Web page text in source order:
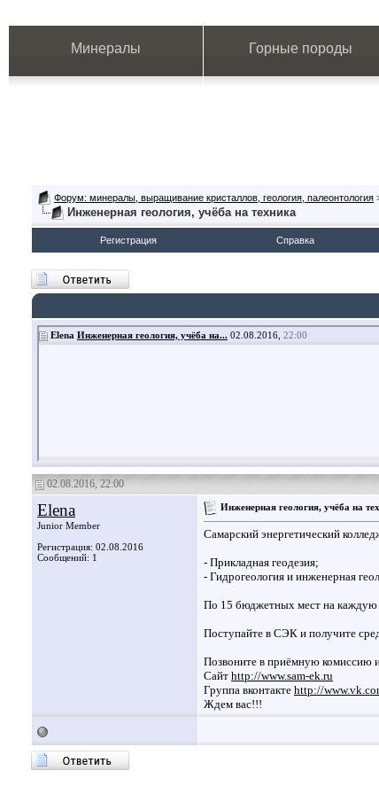
Минералы Горные породы
Форум: минералы, выращивание кристаллов, геология, палеонтология
Инженерная геология, учёба на техника
Регистрация Справка
Elena Инженерная геология, учёба на... 02.08.2016, 22:00
02.08.2016, 22:00
Elena
Junior Member
Регистрация: 02.08.2016
Сообщений: 1
Инженерная геология, учёба на
Самарский энергетический
- Прикладная геодезия;
- Гидрогеология и инженерная
По 15 бюджетных мест на каждую
Поступайте в СЭК и получите
Позвоните в приёмную комиссию
Сайт http://www.sam-ek.ru
Группа вконтакте http://
Ждем вас!!!